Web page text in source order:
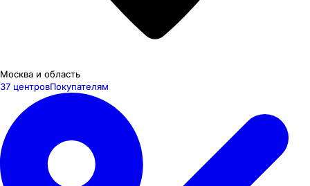
Москва и область
37 центровПокупателям